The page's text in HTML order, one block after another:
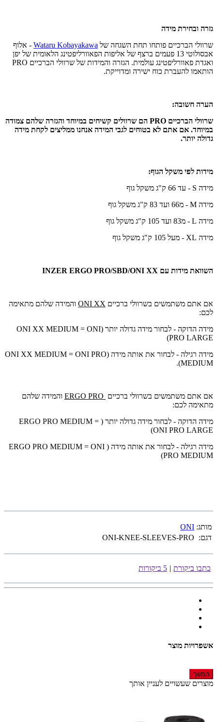
גזרה ובחירת מידה
שרוולי הברכיים פותחו תחת השגחה של Wataru Kobayakawa - אלוף
אבסולוטי 13 פעמים ברצף של אליפות הפאוורליפטינג הלאומית של יפן
ואגדת פאוורליפטינג עולמית. הגזרה והמידות של שרוולי הברכיים PRO
הותאמו להעברת כוח ישירה ומדוייקת.
הערה חשובה:
שרוולי הברכיים PRO הם שרוולים קשיחים במיוחד והגזרה שלהם צמודה
במיוחד. אם אתם לא בטוחים לגבי המידה אנחנו ממליצים לקחת מידה
גדולה יותר.
מידות לפי משקל הגוף:
מידה S - עד 66 ק"ג משקל גוף
מידה M - מ66 ועד 83 ק"ג משקל גוף
מידה L - מ83 ועד 105 ק"ג משקל גוף
מידה XL - מעל 105 ק"ג משקל גוף
השוואת מידות עם INZER ERGO PRO/SBD/ONI XX
אם אתם משתמשים בשרוולי ברכיים ONI XX והמידה שלהם מתאימה
לכם:
מידה הדוקה - לבחור מידה גדולה יותר (ONI XX MEDIUM = ONI
PRO LARGE)
מידה רגילה - לבחור את אותה מידה (ONI XX MEDIUM = ONI PRO
MEDIUM).
אם אתם משתמשים בשרוולי ברכיים
והמידה שלהם
מתאימה לכם:
מידה הדוקה - לבחור מידה גדולה יותר ( ERGO PRO MEDIUM =
ONI PRO LARGE)
מידה רגילה - לבחור את אותה מידה ( ERGO PRO MEDIUM = ONI
PRO MEDIUM)
מותג: ONI
דגם:
ONI-KNEE-SLEEVES-PRO
כתבו ביקורת | 5 ביקורות
אשפרויות מוצר
המשך
מוצרים שעשויים לעניין אותך